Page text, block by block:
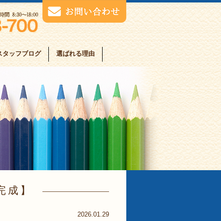
タッフブログ 選ばれる理由
成
2026.01.29